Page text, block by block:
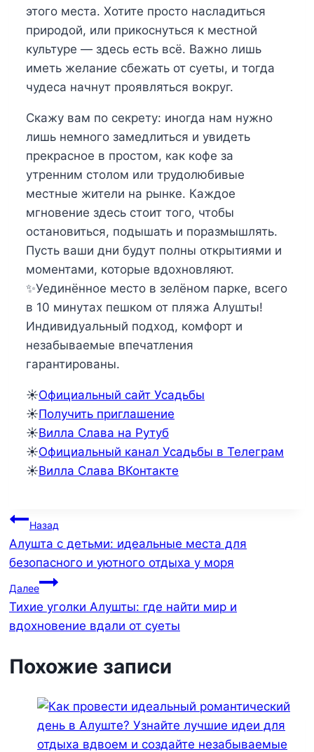
этого места. Хотите просто насладиться
природой, или прикоснуться к местной
культуре — здесь есть всё. Важно лишь
иметь желание сбежать от суеты, и тогда
чудеса начнут проявляться вокруг.
Скажу вам по секрету: иногда нам нужно
лишь немного замедлиться и увидеть
прекрасное в простом, как кофе за
утренним столом или трудолюбивые
местные жители на рынке. Каждое
мгновение здесь стоит того, чтобы
остановиться, подышать и поразмышлять.
Пусть ваши дни будут полны открытиями и
моментами, которые вдохновляют.
✨Уединённое место в зелёном парке, всего
в 10 минутах пешком от пляжа Алушты!
Индивидуальный подход, комфорт и
незабываемые впечатления
гарантированы.
☀️Официальный сайт Усадьбы
☀️Получить приглашение
☀️Вилла Слава на Рутуб
☀️Официальный канал Усадьбы в Телеграм
☀️Вилла Слава ВКонтакте
Навигация
по
записям
Назад
Алушта с детьми: идеальные места для
безопасного и уютного отдыха у моря
Далее
Тихие уголки Алушты: где найти мир и
вдохновение вдали от суеты
Похожие записи